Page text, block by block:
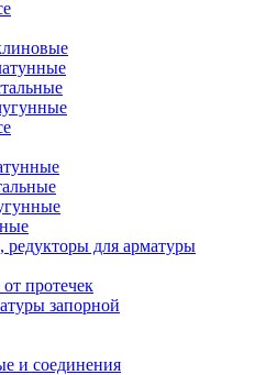
для арматуры
протечек
запорной
и соединения